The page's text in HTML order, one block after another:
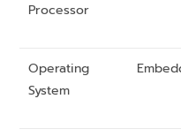
Processor
Operating
System